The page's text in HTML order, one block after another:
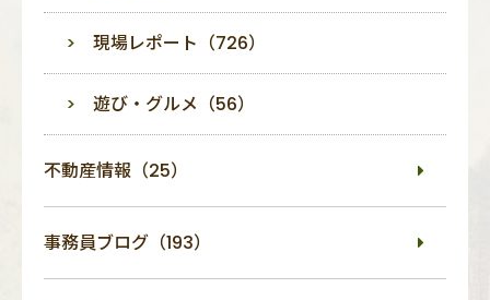
現場レポート（726）
遊び・グルメ（56）
不動産情報（25）
事務員ブログ（193）